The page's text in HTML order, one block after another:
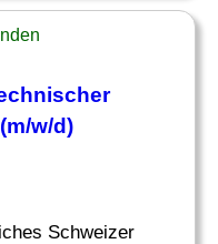
w/d)
Schweizer